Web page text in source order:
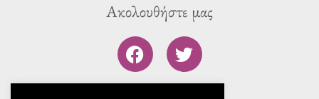
Ακολουθήστε μας
F
a
c
T
w
i